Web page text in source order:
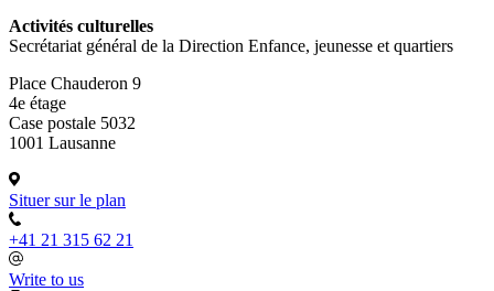
Activités culturelles
Secrétariat général de la Direction Enfance, jeunesse et quartiers
Place Chauderon 9
4e étage
Case postale 5032
1001 Lausanne
Situer sur le plan
+41 21 315 62 21
Write to us